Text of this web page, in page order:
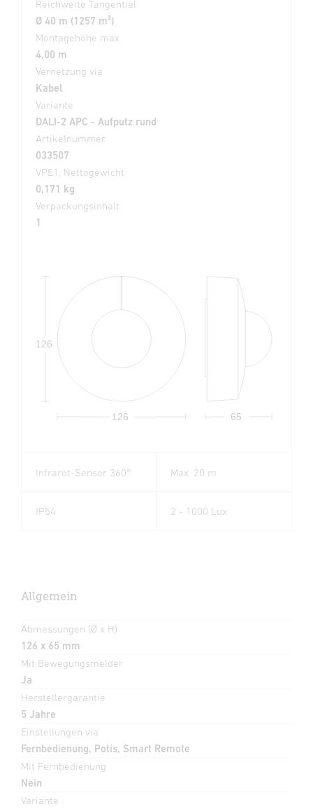
Reichweite Tangential
Ø 40 m (1257 m²)
Montagehöhe max
4,00 m
Vernetzung via
Kabel
Variante
DALI-2 APC - Aufputz rund
Artikelnummer
033507
VPE1, Nettogewicht
0,171 kg
Verpackungsinhalt
1
65
126
126
Infrarot-Sensor 360° Max. 20 m
IP54 2 - 1000 Lux
Allgemein
Abmessungen (Ø x H)
126 x 65 mm
Mit Bewegungsmelder
Ja
Herstellergarantie
5 Jahre
Einstellungen via
Fernbedienung, Potis, Smart Remote
Mit Fernbedienung
Nein
Variante